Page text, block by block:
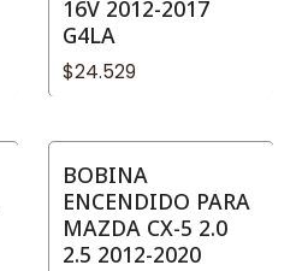
16V 2012-2017
G4LA
$24.529
BOBINA
ENCENDIDO PARA
MAZDA CX-5 2.0
2.5 2012-2020